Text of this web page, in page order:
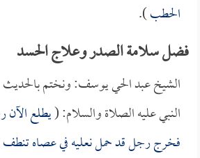
الحطب).
فضل سلامة الصدر وعلاج الحسد
الشيخ عبد الحي يوسف: ونختم بالحديث
النبي عليه الصلاة والسلام: (يطلع الآن
فخرج رجل قد حمل نعليه في عصاه تنطف